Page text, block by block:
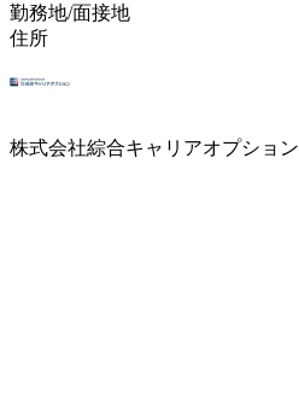
勤務地/面接地
住所
株式会社綜合キャリアオプショ